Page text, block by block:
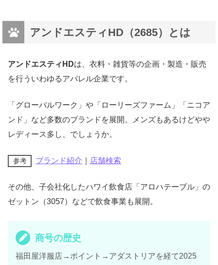
アンドエスティHD（2685）とは
アンドエスティHDは、衣料・雑貨等の企画・製造・販売
を行ういわゆるアパレル企業です。
「グローバルワーク」や「ローリーズファーム」「ニコア
ンド」など多数のブランドを展開。メンズもあるけどやや
レディース多し、でしょうか。
参考 ブランド紹介 店舗検索
その他、子会社化したハワイ飲食店「アロハテーブル」の
ゼットン（3057）などで飲食事業も展開。
商号の歴史
福田屋洋服店→ポイント→アダストリアを経て2025